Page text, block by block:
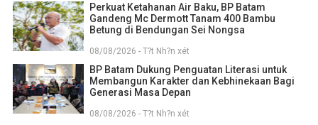
Perkuat Ketahanan Air Baku, BP Batam
Gandeng Mc Dermott Tanam 400 Bambu
Betung di Bendungan Sei Nongsa
08/08/2026 - T?t Nh?n xét
BP Batam Dukung Penguatan Literasi untuk
Membangun Karakter dan Kebhinekaan Bagi
Generasi Masa Depan
08/08/2026 - T?t Nh?n xét